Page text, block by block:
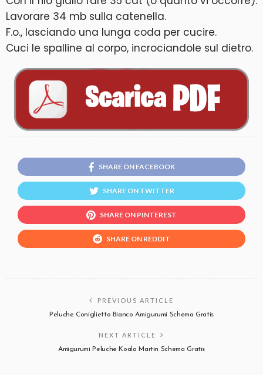
Lavorare 34 mb sulla catenella.
F.o., lasciando una lunga coda per cucire.
Cuci le spalline al corpo, incrociandole sul dietro.
SHARE ON FACEBOOK
SHARE ON TWITTER
SHARE ON PINTEREST
SHARE ON REDDIT
PREVIOUS ARTICLE
Peluche Coniglietto Bianco Amigurumi Schema Gratis
NEXT ARTICLE
Amigurumi Peluche Koala Martin Schema Gratis